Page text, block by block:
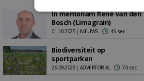
In memoriam René van den
Bosch (Limagrain)
01-10-2025 | NIEUWS 45 sec
Biodiversiteit op
sportparken
26-09-2025 | ADVERTORIAL 70 sec